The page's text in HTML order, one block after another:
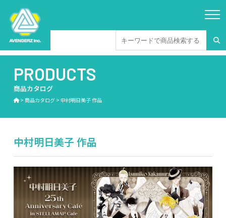
PRODUCTS
商品カタログ
> 商品カタログ> 中村明日美子 作品
中村明日美子 作品